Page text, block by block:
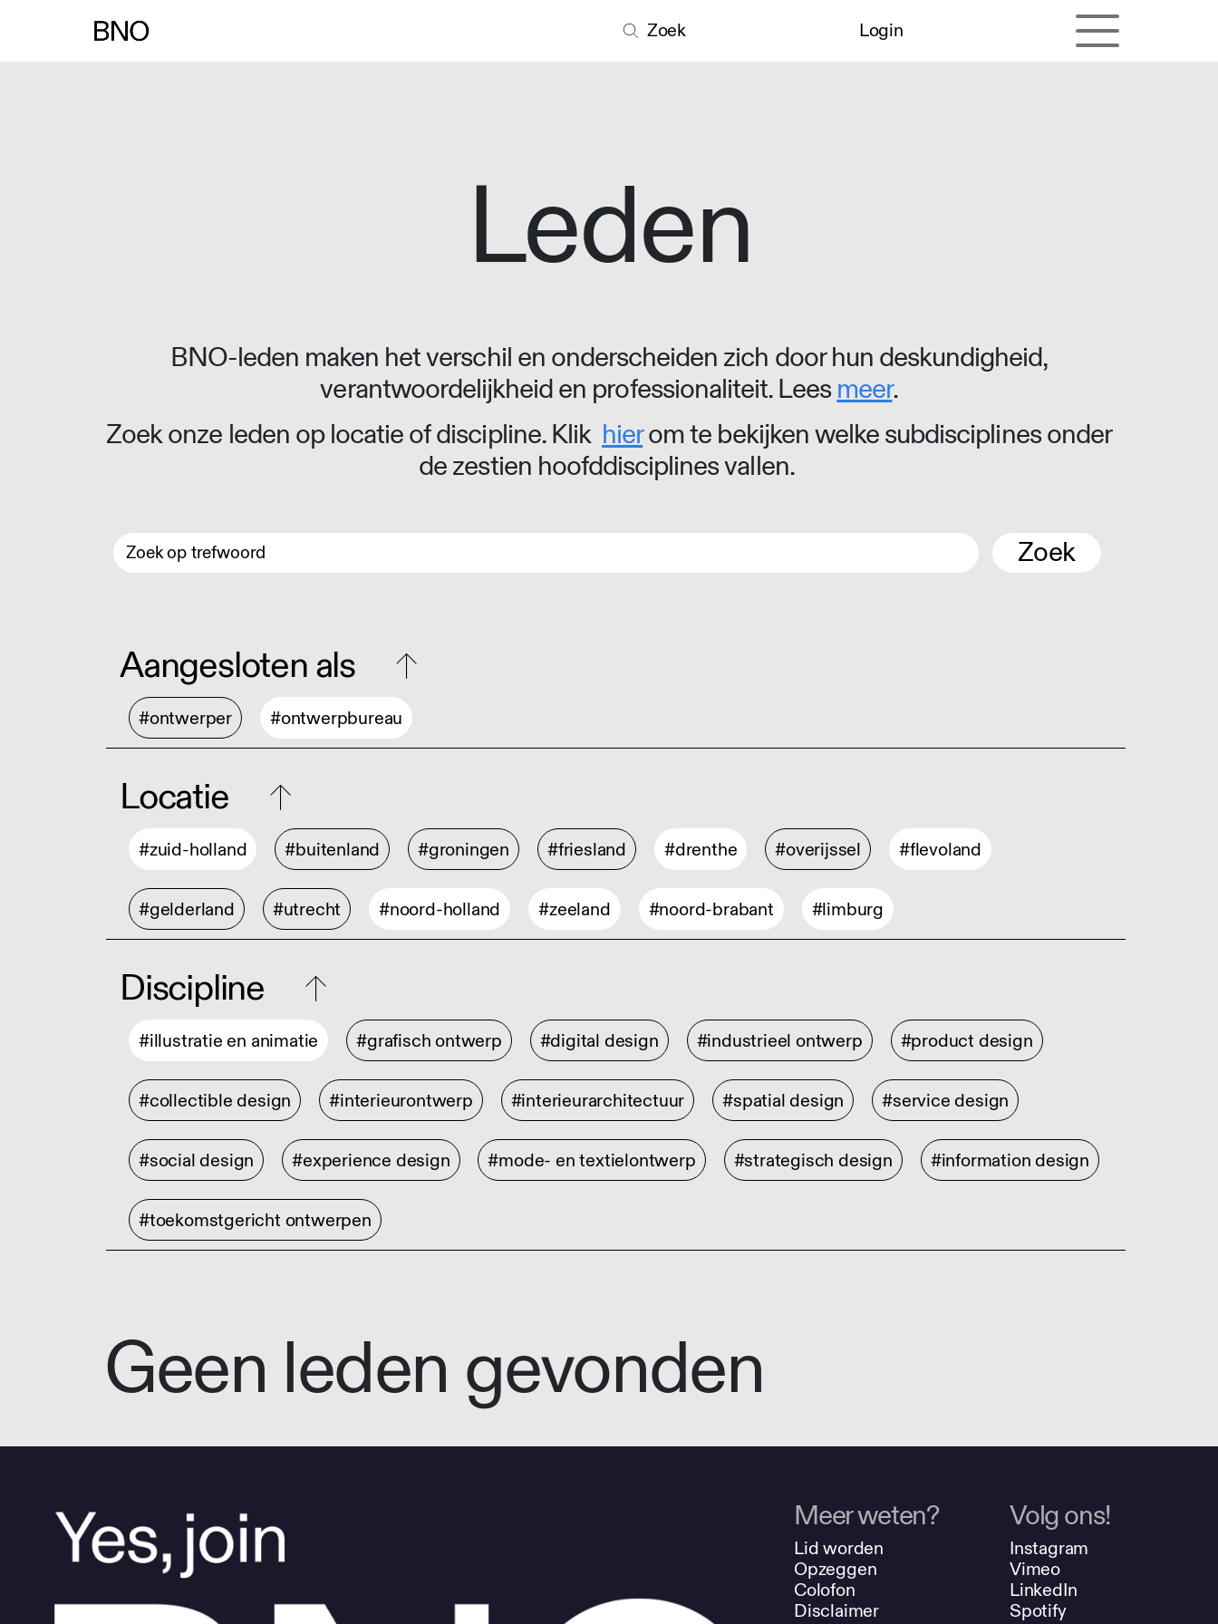
Zoek Login
Leden
BNO-leden maken het verschil en onderscheiden zich door hun deskundigheid,
verantwoordelijkheid en professionaliteit. Leesmeer.
Zoek onze leden op locatie of discipline. Klik hierom te bekijken welke subdisciplines onder
de zestien hoofddisciplines vallen.
Zoek
Aangesloten als
#ontwerper #ontwerpbureau
Locatie
#zuid-holland #buitenland #groningen #friesland #drenthe #overijssel #flevoland
#gelderland #utrecht #noord-holland #zeeland #noord-brabant #limburg
Discipline
#illustratie en animatie #grafisch ontwerp #digital design #industrieel ontwerp #product design
#collectible design #interieurontwerp #interieurarchitectuur #spatial design #service design
#social design #experience design #mode- en textielontwerp #strategisch design #information design
#toekomstgericht ontwerpen
Geen leden gevonden
Meer weten?
Lid worden
Opzeggen
Colofon
Disclaimer
Volg ons!
Instagram
Vimeo
LinkedIn
Spotify